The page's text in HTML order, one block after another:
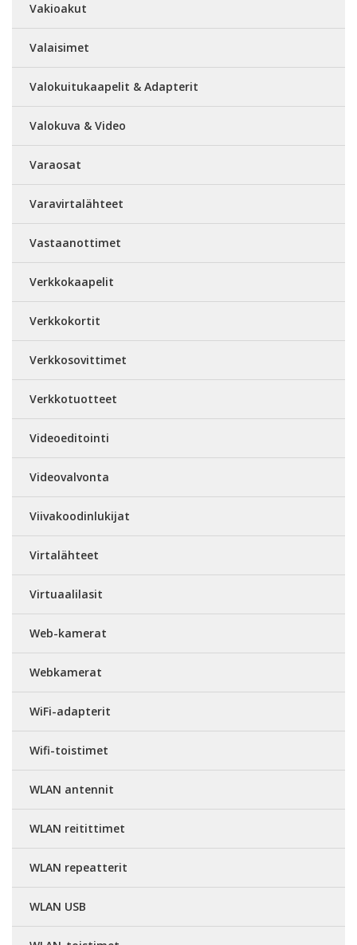
Vakioakut
Valaisimet
Valokuitukaapelit & Adapterit
Valokuva & Video
Varaosat
Varavirtalähteet
Vastaanottimet
Verkkokaapelit
Verkkokortit
Verkkosovittimet
Verkkotuotteet
Videoeditointi
Videovalvonta
Viivakoodinlukijat
Virtalähteet
Virtuaalilasit
Web-kamerat
Webkamerat
WiFi-adapterit
Wifi-toistimet
WLAN antennit
WLAN reitittimet
WLAN repeatterit
WLAN USB